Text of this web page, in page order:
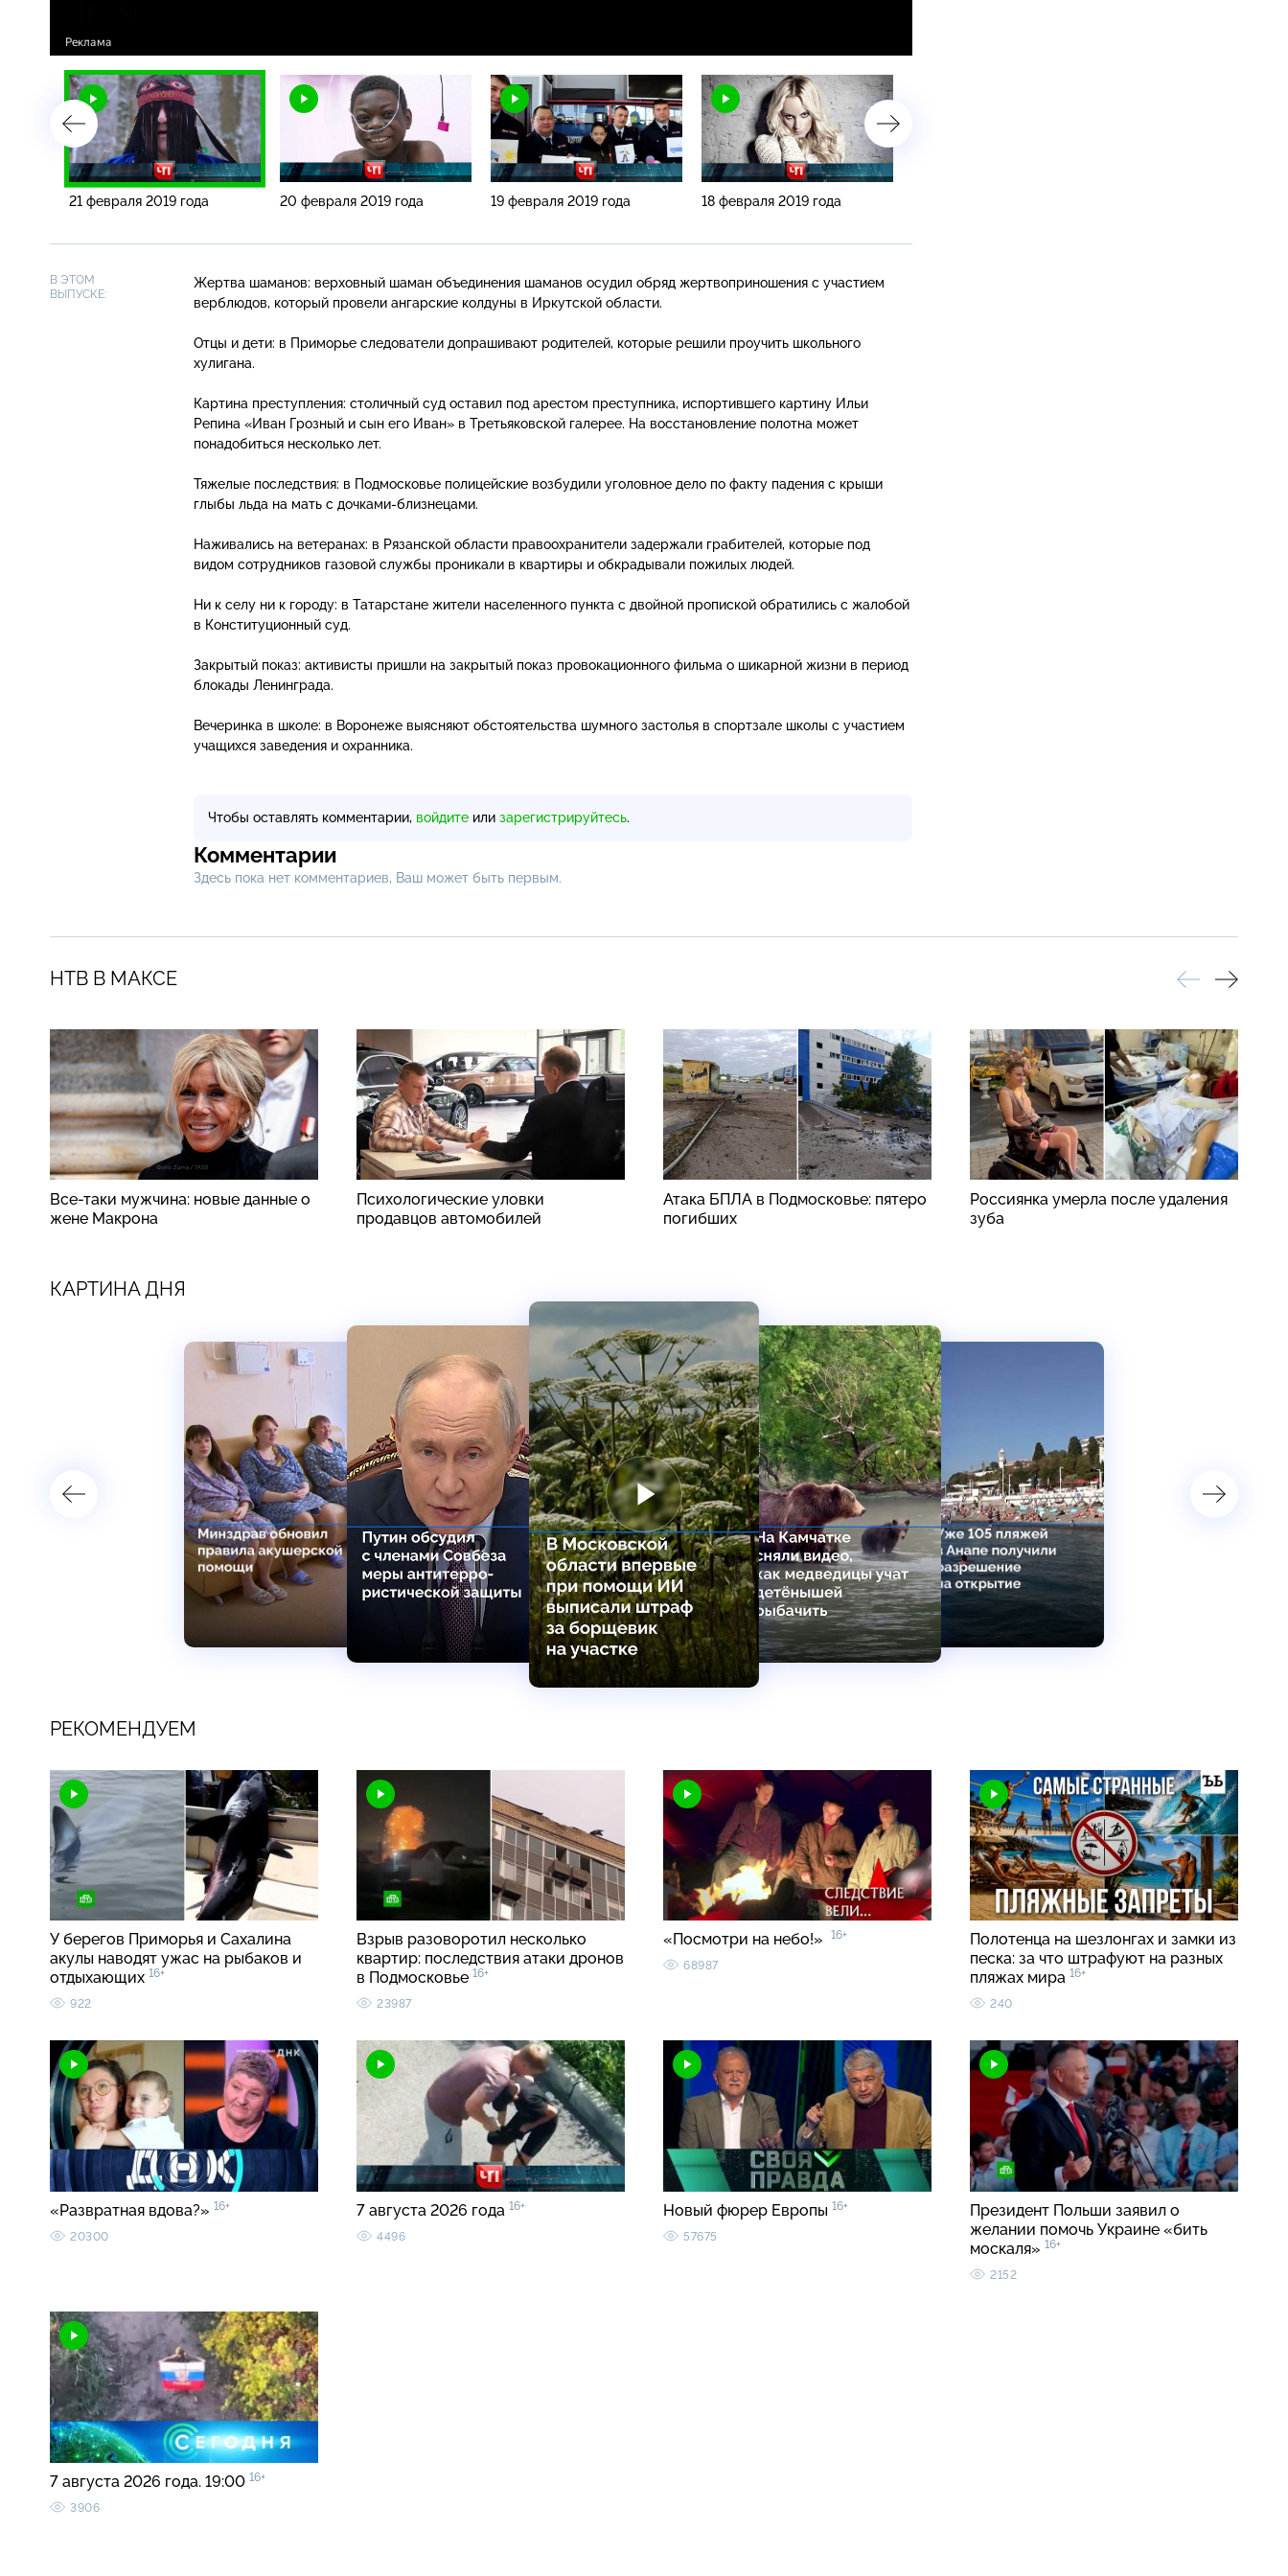
21 февраля 2019 года 20 февраля 2019 года 19 февраля 2019 года 18 февраля 2019 года
В ЭТОМ
ВЫПУСКЕ:
Жертва шаманов: верховный шаман объединения шаманов осудил обряд жертвоприношения с участием
верблюдов, который провели ангарские колдуны в Иркутской области.
Отцы и дети: в Приморье следователи допрашивают родителей, которые решили проучить школьного
хулигана.
Картина преступления: столичный суд оставил под арестом преступника, испортившего картину Ильи
Репина «Иван Грозный и сын его Иван» в Третьяковской галерее. На восстановление полотна может
понадобиться несколько лет.
Тяжелые последствия: в Подмосковье полицейские возбудили уголовное дело по факту падения с крыши
глыбы льда на мать с дочками-близнецами.
Наживались на ветеранах: в Рязанской области правоохранители задержали грабителей, которые под
видом сотрудников газовой службы проникали в квартиры и обкрадывали пожилых людей.
Ни к селу ни к городу: в Татарстане жители населенного пункта с двойной пропиской обратились с жалобой
в Конституционный суд.
Закрытый показ: активисты пришли на закрытый показ провокационного фильма о шикарной жизни в период
блокады Ленинграда.
Вечеринка в школе: в Воронеже выясняют обстоятельства шумного застолья в спортзале школы с участием
учащихся заведения и охранника.
Чтобы оставлять комментарии, войдите или зарегистрируйтесь.
Комментарии
Здесь пока нет комментариев, Ваш может быть первым.
НТВ В МАКСЕ
Все-таки мужчина: новые данные о
жене Макрона
Психологические уловки
продавцов автомобилей
Атака БПЛА в Подмосковье: пятеро
погибших
Россиянка умерла после удаления
зуба
КАРТИНА ДНЯ
РЕКОМЕНДУЕМ
У берегов Приморья и Сахалина
акулы наводят ужас на рыбаков и
отдыхающих 16+
922
Взрыв разоворотил несколько
квартир: последствия атаки дронов
в Подмосковье 16+
23987
«Посмотри на небо!» 16+
68987
Полотенца на шезлонгах и замки из
песка: за что штрафуют на разных
пляжах мира 16+
240
«Развратная вдова?» 16+
20300
7 августа 2026 года 16+
4496
Новый фюрер Европы 16+
57675
Президент Польши заявил о
желании помочь Украине «бить
москаля» 16+
2152
7 августа 2026 года. 19:00 16+
3906